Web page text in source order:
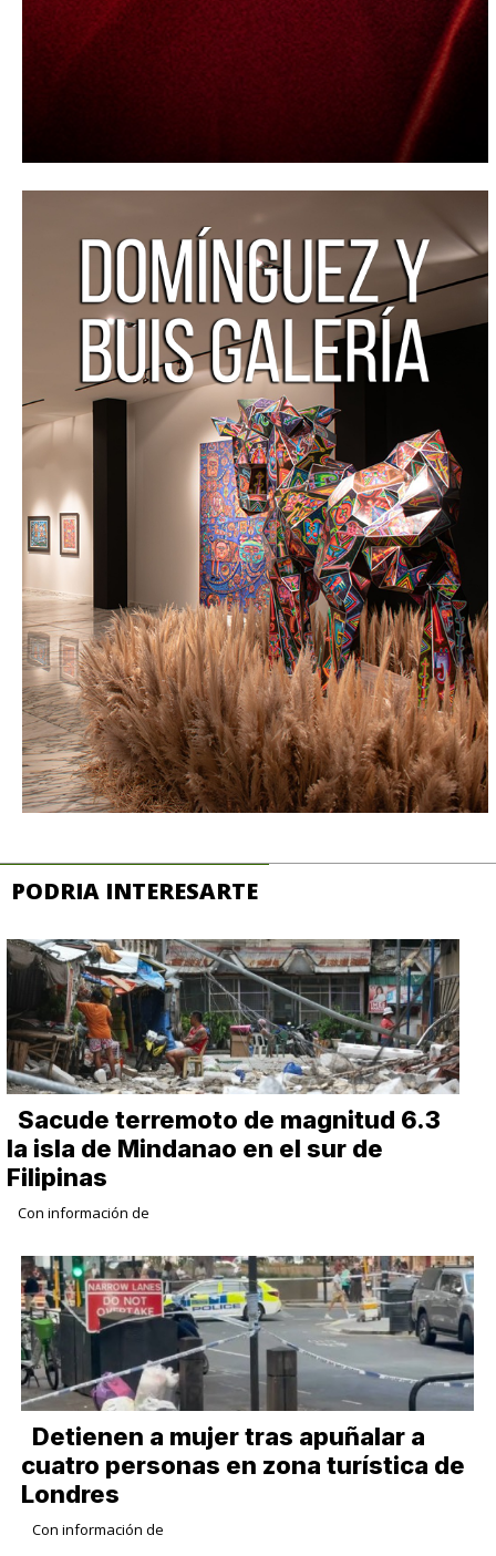
PODRIA INTERESARTE
Sacude terremoto de magnitud 6.3
la isla de Mindanao en el sur de
Filipinas
Con información de
Detienen a mujer tras apuñalar a
cuatro personas en zona turística de
Londres
Con información de